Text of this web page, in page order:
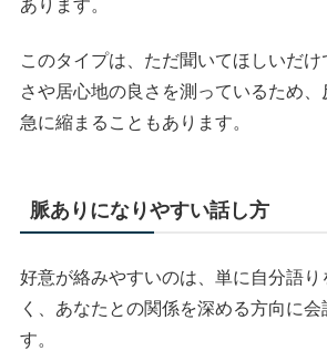
あります。
このタイプは、ただ聞いてほしいだけ
さや居心地の良さを測っているため
急に縮まることもあります。
脈ありになりやすい話し方
好意が絡みやすいのは、単に自分語り
く、あなたとの関係を深める方向に
す。